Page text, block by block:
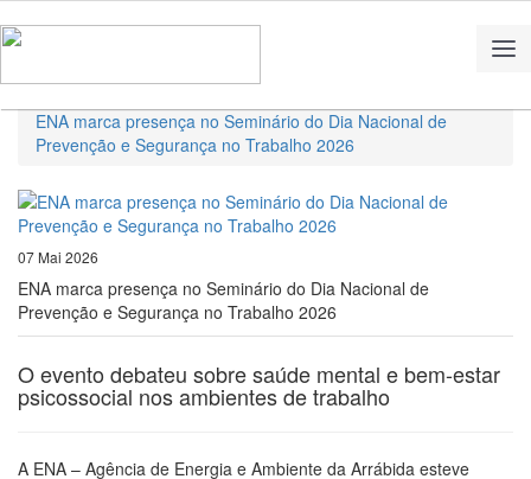
ENA marca presença no Seminário do Dia Nacional de
Prevenção e Segurança no Trabalho 2026
07 Mai 2026
ENA marca presença no Seminário do Dia Nacional de
Prevenção e Segurança no Trabalho 2026
O evento debateu sobre saúde mental e bem-estar
psicossocial nos ambientes de trabalho
A ENA – Agência de Energia e Ambiente da Arrábida esteve